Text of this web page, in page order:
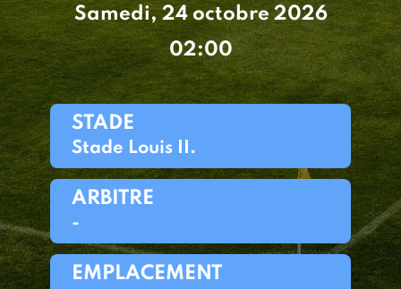
Samedi, 24 octobre 2026
02:00
STADE
Stade Louis II.
ARBITRE
-
EMPLACEMENT